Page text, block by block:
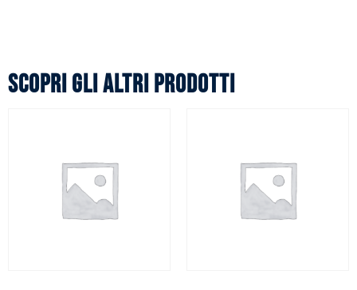
Scopri gli altri prodotti